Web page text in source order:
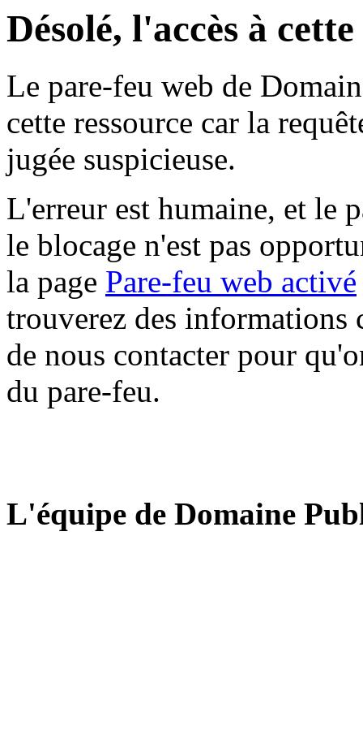
Désolé, l'accès à
Le pare-feu web de
cette ressource car la
jugée suspicieuse.
L'erreur est humaine, et le
le blocage n'est pas
la page Pare-feu web activé
trouverez des informations
de nous contacter pour
du pare-feu.
L'équipe de Domaine